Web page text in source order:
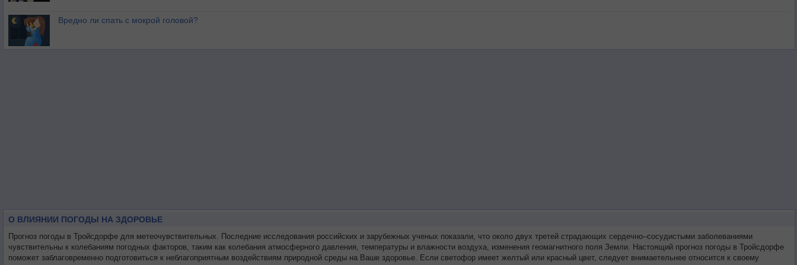
Вредно ли спать с мокрой головой?
О ВЛИЯНИИ ПОГОДЫ НА ЗДОРОВЬЕ
Прогноз погоды в Тройсдорфе для метеочувствительных. Последние исследования российских и зарубежных ученых показали, что около двух третей страдающих сердечно–сосудистыми заболеваниями
чувствительны к колебаниям погодных факторов, таким как колебания атмосферного давления, температуры и влажности воздуха, изменения геомагнитного поля Земли. Настоящий прогноз погоды в Тройсдорфе
поможет заблаговременно подготовиться к неблагоприятным воздействиям природной среды на Ваше здоровье. Если светофор имеет желтый или красный цвет, следует внимаетельнее относится к своему